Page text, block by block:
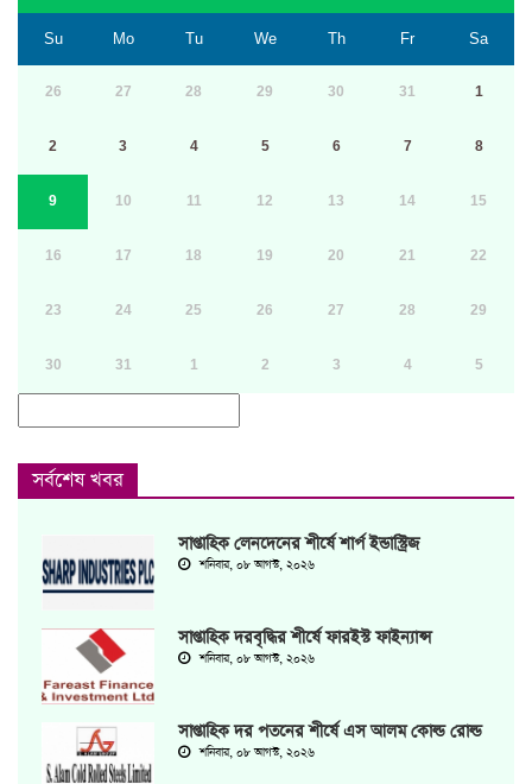
Su Mo Tu We Th Fr Sa
26 27 28 29 30 31 1
2 3 4 5 6 7 8
9 10 11 12 13 14 15
16 17 18 19 20 21 22
23 24 25 26 27 28 29
30 31 1 2 3 4 5
সর্বশেষ খবর
সাপ্তাহিক লেনদেনের শীর্ষে শার্প ইন্ডাস্ট্রিজ
শনিবার, ০৮ আগস্ট, ২০২৬
সাপ্তাহিক দরবৃদ্ধির শীর্ষে ফারইস্ট ফাইন্যান্স
শনিবার, ০৮ আগস্ট, ২০২৬
সাপ্তাহিক দর পতনের শীর্ষে এস আলম কোল্ড রোল্ড
শনিবার, ০৮ আগস্ট, ২০২৬